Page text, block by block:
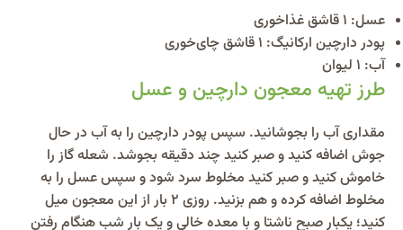
عسل: ۱ قاشق غذاخوری
پودر دارچین ارکانیگ: ۱ قاشق چای‌خوری
آب: ۱ لیوان
طرز تهیه معجون دارچین و عسل
مقداری آب را بجوشانید. سپس پودر دارچین را به آب در حال
جوش اضافه کنید و صبر کنید چند دقیقه بجوشد. شعله گاز را
خاموش کنید و صبر کنید مخلوط سرد شود و سپس عسل را به
مخلوط اضافه کرده و هم بزنید. روزی ۲ بار از این معجون میل
کنید؛ یکبار صبح ناشتا و با معده خالی و یک‌ بار شب‌ هنگام رفتن